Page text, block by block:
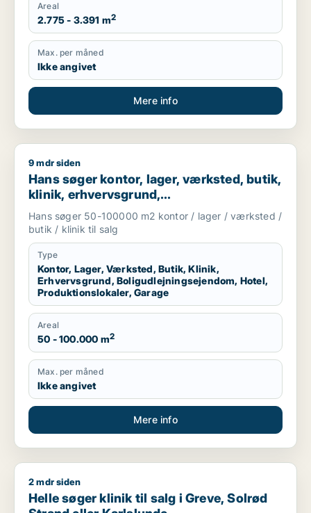
Areal
2.775 - 3.391 m2
Max. per måned
Ikke angivet
Mere info
Hans søger kontor, lager, værksted, butik, klinik,
9 mdr siden
Hans søger kontor, lager, værksted, butik,
klinik, erhvervsgrund,
boligudlejningsejendom, hotel,
produktionslokaler eller garage til salg i
Region Sjælland
Hans søger 50-100000 m2 kontor / lager / værksted /
butik / klinik til salg
Type
Kontor, Lager, Værksted, Butik, Klinik,
Erhvervsgrund, Boligudlejningsejendom, Hotel,
Produktionslokaler, Garage
Areal
50 - 100.000 m2
Max. per måned
Ikke angivet
Mere info
Helle søger klinik til salg i Greve, Solrød Strand eller
2 mdr siden
Helle søger klinik til salg i Greve, Solrød